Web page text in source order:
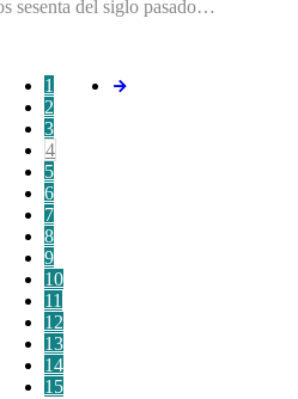
sesenta del siglo pasado…
1
2
3
4
5
6
7
8
9
10
11
12
13
14
15